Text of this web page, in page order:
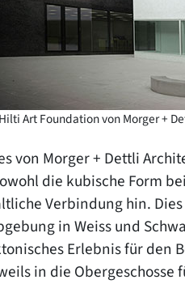
Art Foundation von Morger +
von Morger + Dettli
die kubische Form
Verbindung hin.
in Weiss und
Erlebnis für
in die